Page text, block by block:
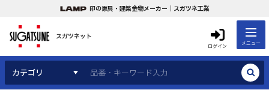
印の家具・建築金物メーカー｜スガツネ工業
スガツネット
ログイン メニュー
カテゴリ